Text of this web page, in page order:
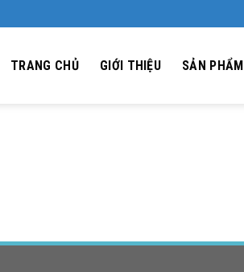
TRANG CHỦ GIỚI THIỆU SẢN PHẨM